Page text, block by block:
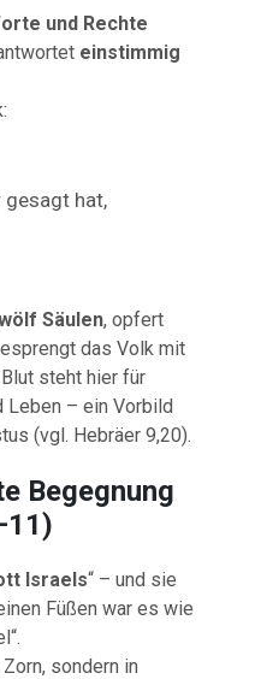
und Rechte
einstimmig
gesagt hat,
Säulen, opfert
das Volk mit
steht hier für
Leben – ein Vorbild
(vgl. Hebräer 9,20).
Begegnung
Israels“ – und sie
Füßen war es wie
sondern in